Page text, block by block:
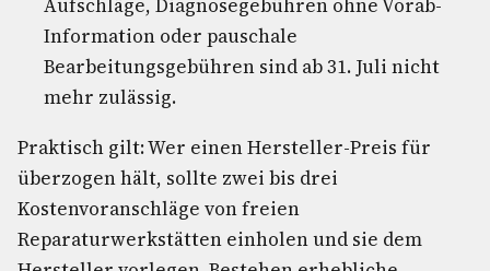
Aufschläge, Diagnosegebühren ohne Vorab-
Information oder pauschale
Bearbeitungsgebühren sind ab 31. Juli nicht
mehr zulässig.
Praktisch gilt: Wer einen Hersteller-Preis für
überzogen hält, sollte zwei bis drei
Kostenvoranschläge von freien
Reparaturwerkstätten einholen und sie dem